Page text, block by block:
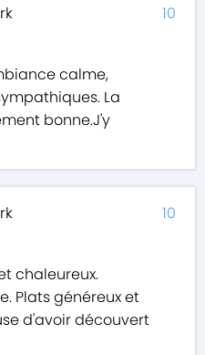
calme,
La
bonne.J'y
10
chaleureux.
Plats généreux et
d'avoir découvert
10